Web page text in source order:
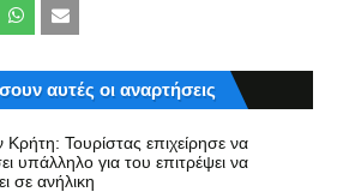
αυτές οι αναρτήσεις
Τουρίστας επιχείρησε να
υπάλληλο για του επιτρέψει να
σε ανήλικη